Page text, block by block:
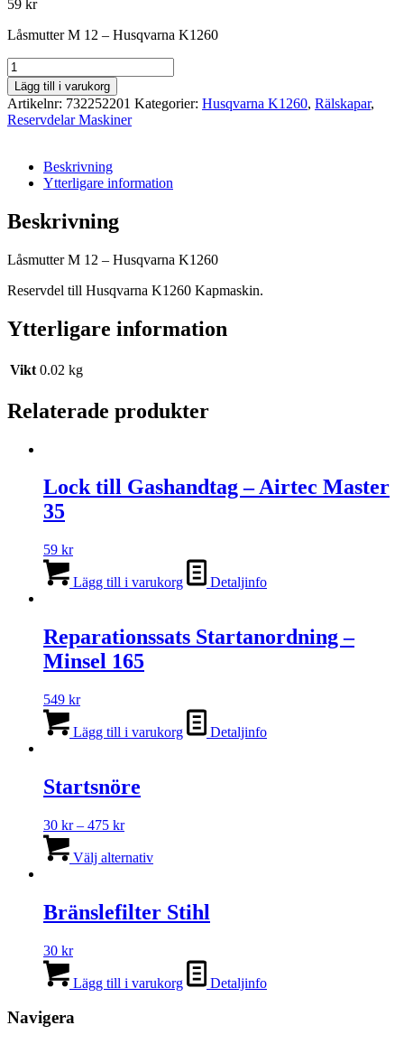
59 kr
Låsmutter M 12 – Husqvarna K1260
Låsmutter
M
12
Husqvarna
K1260
Lägg till i varukorg
Artikelnr: 732252201 Kategorier: Husqvarna K1260, Rälskapar,
Reservdelar Maskiner
Beskrivning
Ytterligare information
Beskrivning
Låsmutter M 12 – Husqvarna K1260
Reservdel till Husqvarna K1260 Kapmaskin.
Ytterligare information
Vikt 0.02 kg
Relaterade produkter
Lock till Gashandtag – Airtec Master
35
59 kr
Lägg till i varukorg Detaljinfo
Reparationssats Startanordning –
Minsel 165
549 kr
Lägg till i varukorg Detaljinfo
Startsnöre
30 kr – 475 krPrisintervall:
till
Välj alternativhär
flera
varianter.
alternativen
kan
Bränslefilter Stihl
30 kr
Lägg till i varukorg Detaljinfo
Navigera